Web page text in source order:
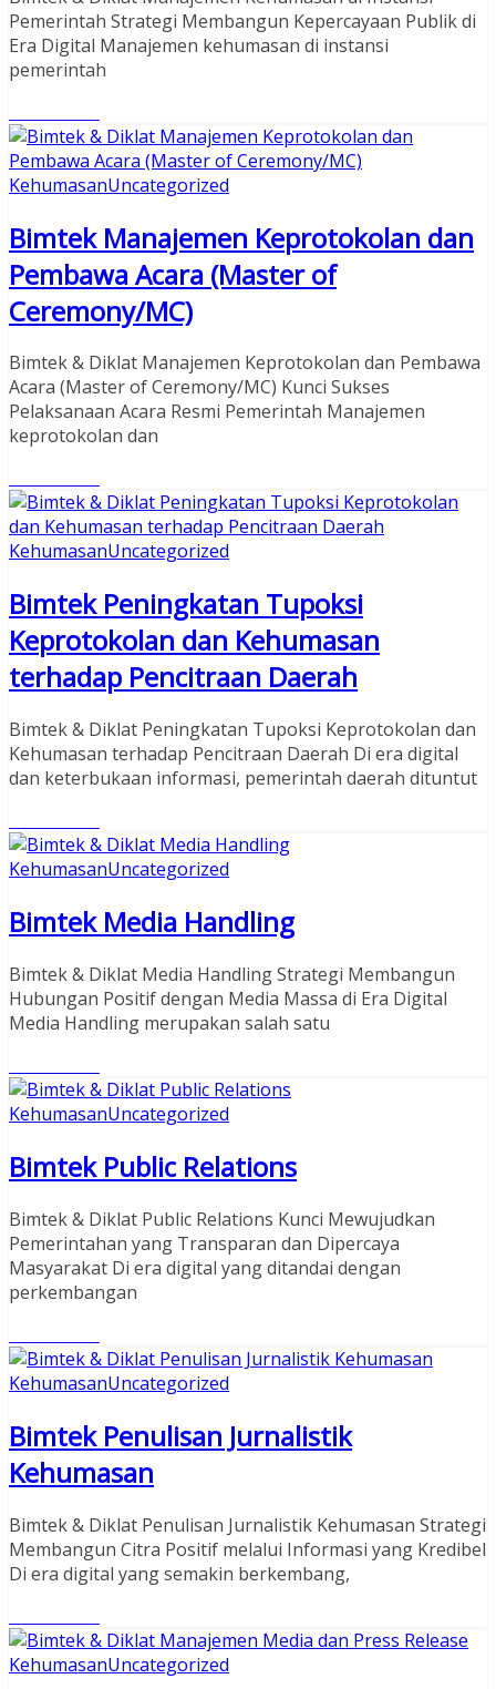
Pemerintah Strategi Membangun Kepercayaan Publik di
Era Digital Manajemen kehumasan di instansi
pemerintah
KehumasanUncategorized
Bimtek Manajemen Keprotokolan dan
Pembawa Acara (Master of
Ceremony/MC)
Bimtek & Diklat Manajemen Keprotokolan dan Pembawa
Acara (Master of Ceremony/MC) Kunci Sukses
Pelaksanaan Acara Resmi Pemerintah Manajemen
keprotokolan dan
KehumasanUncategorized
Bimtek Peningkatan Tupoksi
Keprotokolan dan Kehumasan
terhadap Pencitraan Daerah
Bimtek & Diklat Peningkatan Tupoksi Keprotokolan dan
Kehumasan terhadap Pencitraan Daerah Di era digital
dan keterbukaan informasi, pemerintah daerah dituntut
KehumasanUncategorized
Bimtek Media Handling
Bimtek & Diklat Media Handling Strategi Membangun
Hubungan Positif dengan Media Massa di Era Digital
Media Handling merupakan salah satu
KehumasanUncategorized
Bimtek Public Relations
Bimtek & Diklat Public Relations Kunci Mewujudkan
Pemerintahan yang Transparan dan Dipercaya
Masyarakat Di era digital yang ditandai dengan
perkembangan
KehumasanUncategorized
Bimtek Penulisan Jurnalistik
Kehumasan
Bimtek & Diklat Penulisan Jurnalistik Kehumasan Strategi
Membangun Citra Positif melalui Informasi yang Kredibel
Di era digital yang semakin berkembang,
KehumasanUncategorized